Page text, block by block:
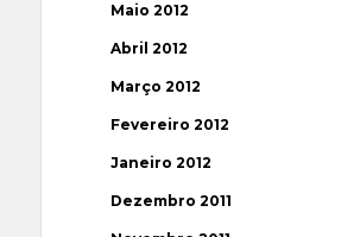
Maio 2012
Abril 2012
Março 2012
Fevereiro 2012
Janeiro 2012
Dezembro 2011